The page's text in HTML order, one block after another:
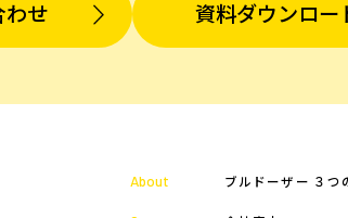
わせ 資料ダウンロー
About ブルドーザー ３つ